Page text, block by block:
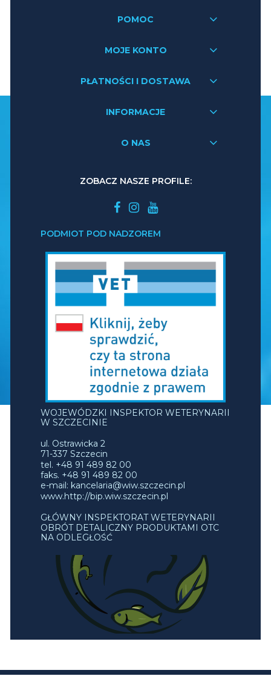
POMOC
MOJE KONTO
PŁATNOŚCI I DOSTAWA
INFORMACJE
O NAS
ZOBACZ NASZE PROFILE:
PODMIOT POD NADZOREM
WOJEWÓDZKI INSPEKTOR WETERYNARII
W SZCZECINIE
ul. Ostrawicka 2
71-337 Szczecin
tel. +48 91 489 82 00
faks. +48 91 489 82 00
e-mail: kancelaria@wiw.szczecin.pl
www.http://bip.wiw.szczecin.pl
GŁÓWNY INSPEKTORAT WETERYNARII
OBRÓT DETALICZNY PRODUKTAMI OTC
NA ODLEGŁOŚĆ